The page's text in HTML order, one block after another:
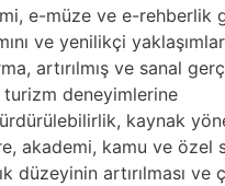
e-müze ve e-rehberlik
ve yenilikçi
artırılmış ve sanal
deneyimlerine
kaynak
akademi, kamu ve özel
artırılması ve